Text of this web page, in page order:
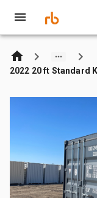
2022 20 ft Standard